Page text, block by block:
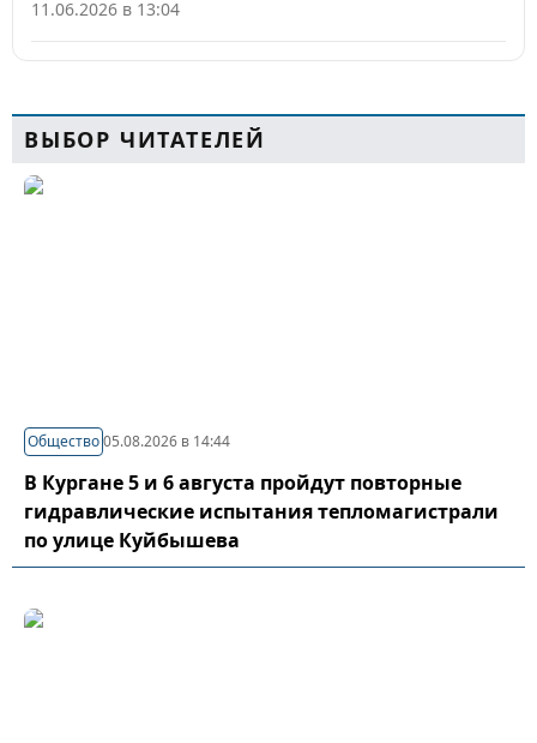
11.06.2026 в 13:04
ВЫБОР ЧИТАТЕЛЕЙ
Общество05.08.2026 в 14:44
В Кургане 5 и 6 августа пройдут повторные
гидравлические испытания тепломагистрали
по улице Куйбышева